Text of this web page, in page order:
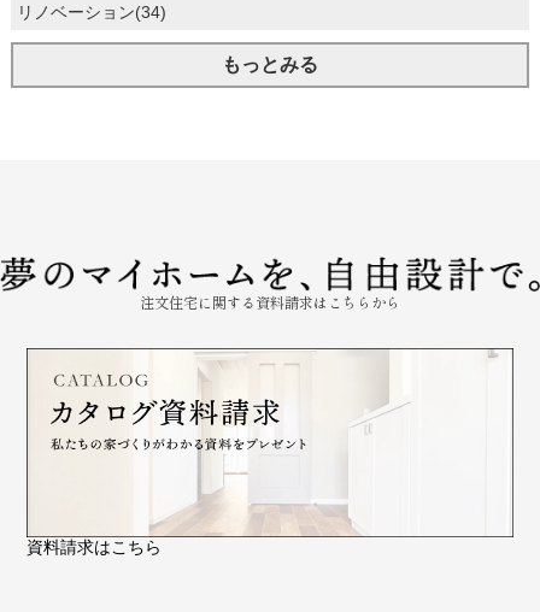
リノベーション(34)
もっとみる
注文住宅に関する資料請求はこちらから
資料請求はこちら